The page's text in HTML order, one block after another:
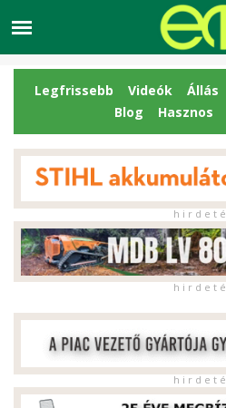
Legfrissebb Videók Állás
Blog
Hasznos
h i r d e t
h i r d e t
h i r d e t